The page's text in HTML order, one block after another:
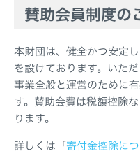
賛助会員制度の
本財団は、健全かつ安定
を設けております。いた
事業全般と運営のために
す。賛助会費は税額控除
ります。
詳しくは「 寄付金控除に